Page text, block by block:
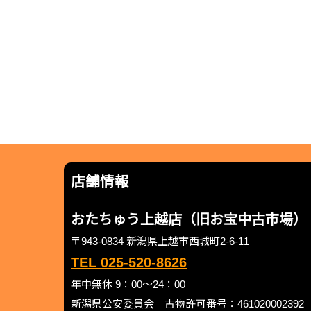
店舗情報
おたちゅう上越店（旧お宝中古市場）
〒943-0834 新潟県上越市西城町2-6-11
TEL 025-520-8626
年中無休 9：00～24：00
新潟県公安委員会 古物許可番号：461020002392